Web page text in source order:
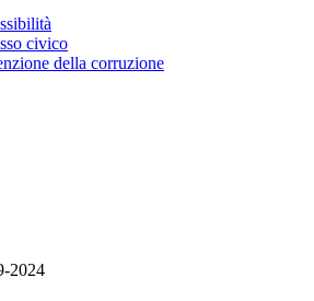
civico
della corruzione
2024